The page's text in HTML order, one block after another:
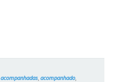
acompanhadas, acompanhado,